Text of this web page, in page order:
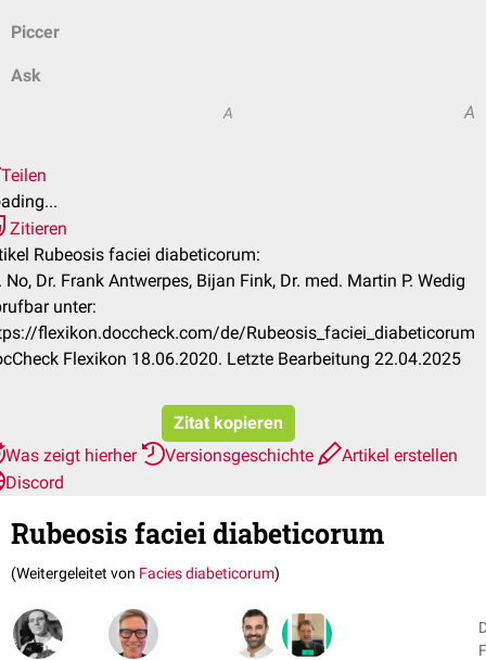
Piccer
Ask
A A
Teilen
Zitieren
Rubeosis faciei diabeticorum:
No, Dr. Frank Antwerpes, Bijan Fink, Dr. med. Martin P. Wedig
unter:
flexikon.doccheck.com/de/Rubeosis_faciei_diabeticorum
Flexikon 18.06.2020. Letzte Bearbeitung 22.04.2025
Zitat kopieren
Was zeigt hierher
Versionsgeschichte
Artikel erstellen
Discord
Rubeosis faciei diabeticorum
(Weitergeleitet von Facies diabeticorum)